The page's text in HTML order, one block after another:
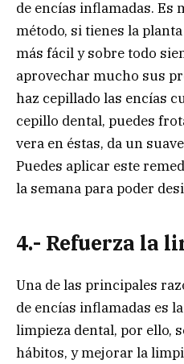
de encías inflamadas. Es
método, si tienes la
más fácil y sobre todo
aprovechar mucho sus
haz cepillado las encías
cepillo dental, puedes
vera en éstas, da un
Puedes aplicar este
la semana para poder
4.- Refuerza la
Una de las principales
de encías inflamadas es
limpieza dental, por ello,
hábitos, y mejorar la